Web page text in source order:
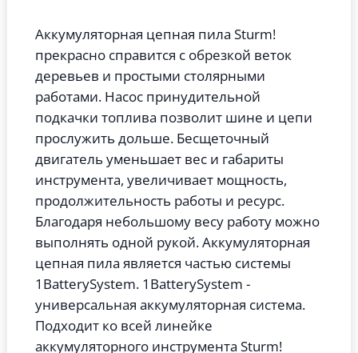
Аккумуляторная цепная пила Sturm!
прекрасно справится с обрезкой веток
деревьев и простыми столярными
работами. Насос принудительной
подкачки топлива позволит шине и цепи
прослужить дольше. Бесщеточный
двигатель уменьшает вес и габариты
инструмента, увеличивает мощность,
продолжительность работы и ресурс.
Благодаря небольшому весу работу можно
выполнять одной рукой.Аккумуляторная
цепная пила является частью системы
1BatterySystem. 1BatterySystem -
универсальная аккумуляторная система.
Подходит ко всей линейке
аккумуляторного инструмента Sturm!